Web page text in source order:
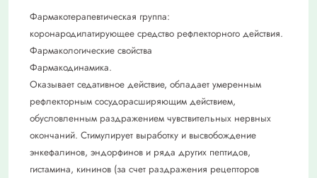
Фармакотерапевтическая группа:
коронародилатирующее средство рефлекторного действия.
Фармакологические свойства
Фармакодинамика.
Оказывает седативное действие, обладает умеренным
рефлекторным сосудорасширяющим действием,
обусловленным раздражением чувствительных нервных
окончаний. Стимулирует выработку и высвобождение
энкефалинов, эндорфинов и ряда других пептидов,
гистамина, кининов (за счет раздражения рецепторов